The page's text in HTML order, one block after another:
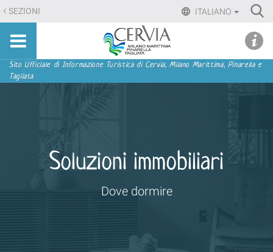
Salta
ai
contenuti.
Salta
alla
ITALIANO
SEZIONI
Sito
turistico
ufficiale
Sezioni
Sito Ufficiale di Informazione Turistica di Cervia, Milano Marittima, Pinarella e
Tagliata
Soluzioni immobiliari
Dove dormire
menu